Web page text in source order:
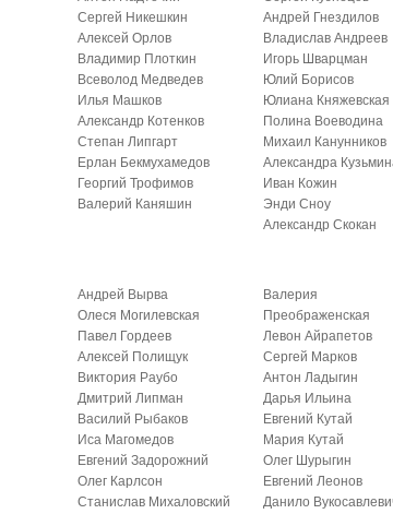
Сергей Никешкин
Алексей Орлов
Владимир Плоткин
Всеволод Медведев
Илья Машков
Александр Котенков
Степан Липгарт
Ерлан Бекмухамедов
Георгий Трофимов
Валерий Каняшин
Андрей Гнездилов
Владислав Андреев
Игорь Шварцман
Юлий Борисов
Юлиана Княжевская
Полина Воеводина
Михаил Канунников
Александра
Иван Кожин
Энди Сноу
Александр Скокан
Андрей Вырва
Олеся Могилевская
Павел Гордеев
Алексей Полищук
Виктория Раубо
Дмитрий Липман
Василий Рыбаков
Иса Магомедов
Евгений Задорожний
Олег Карлсон
Станислав Михаловский
Валерия
Преображенская
Левон Айрапетов
Сергей Марков
Антон Ладыгин
Дарья Ильина
Евгений Кутай
Мария Кутай
Олег Шурыгин
Евгений Леонов
Данило